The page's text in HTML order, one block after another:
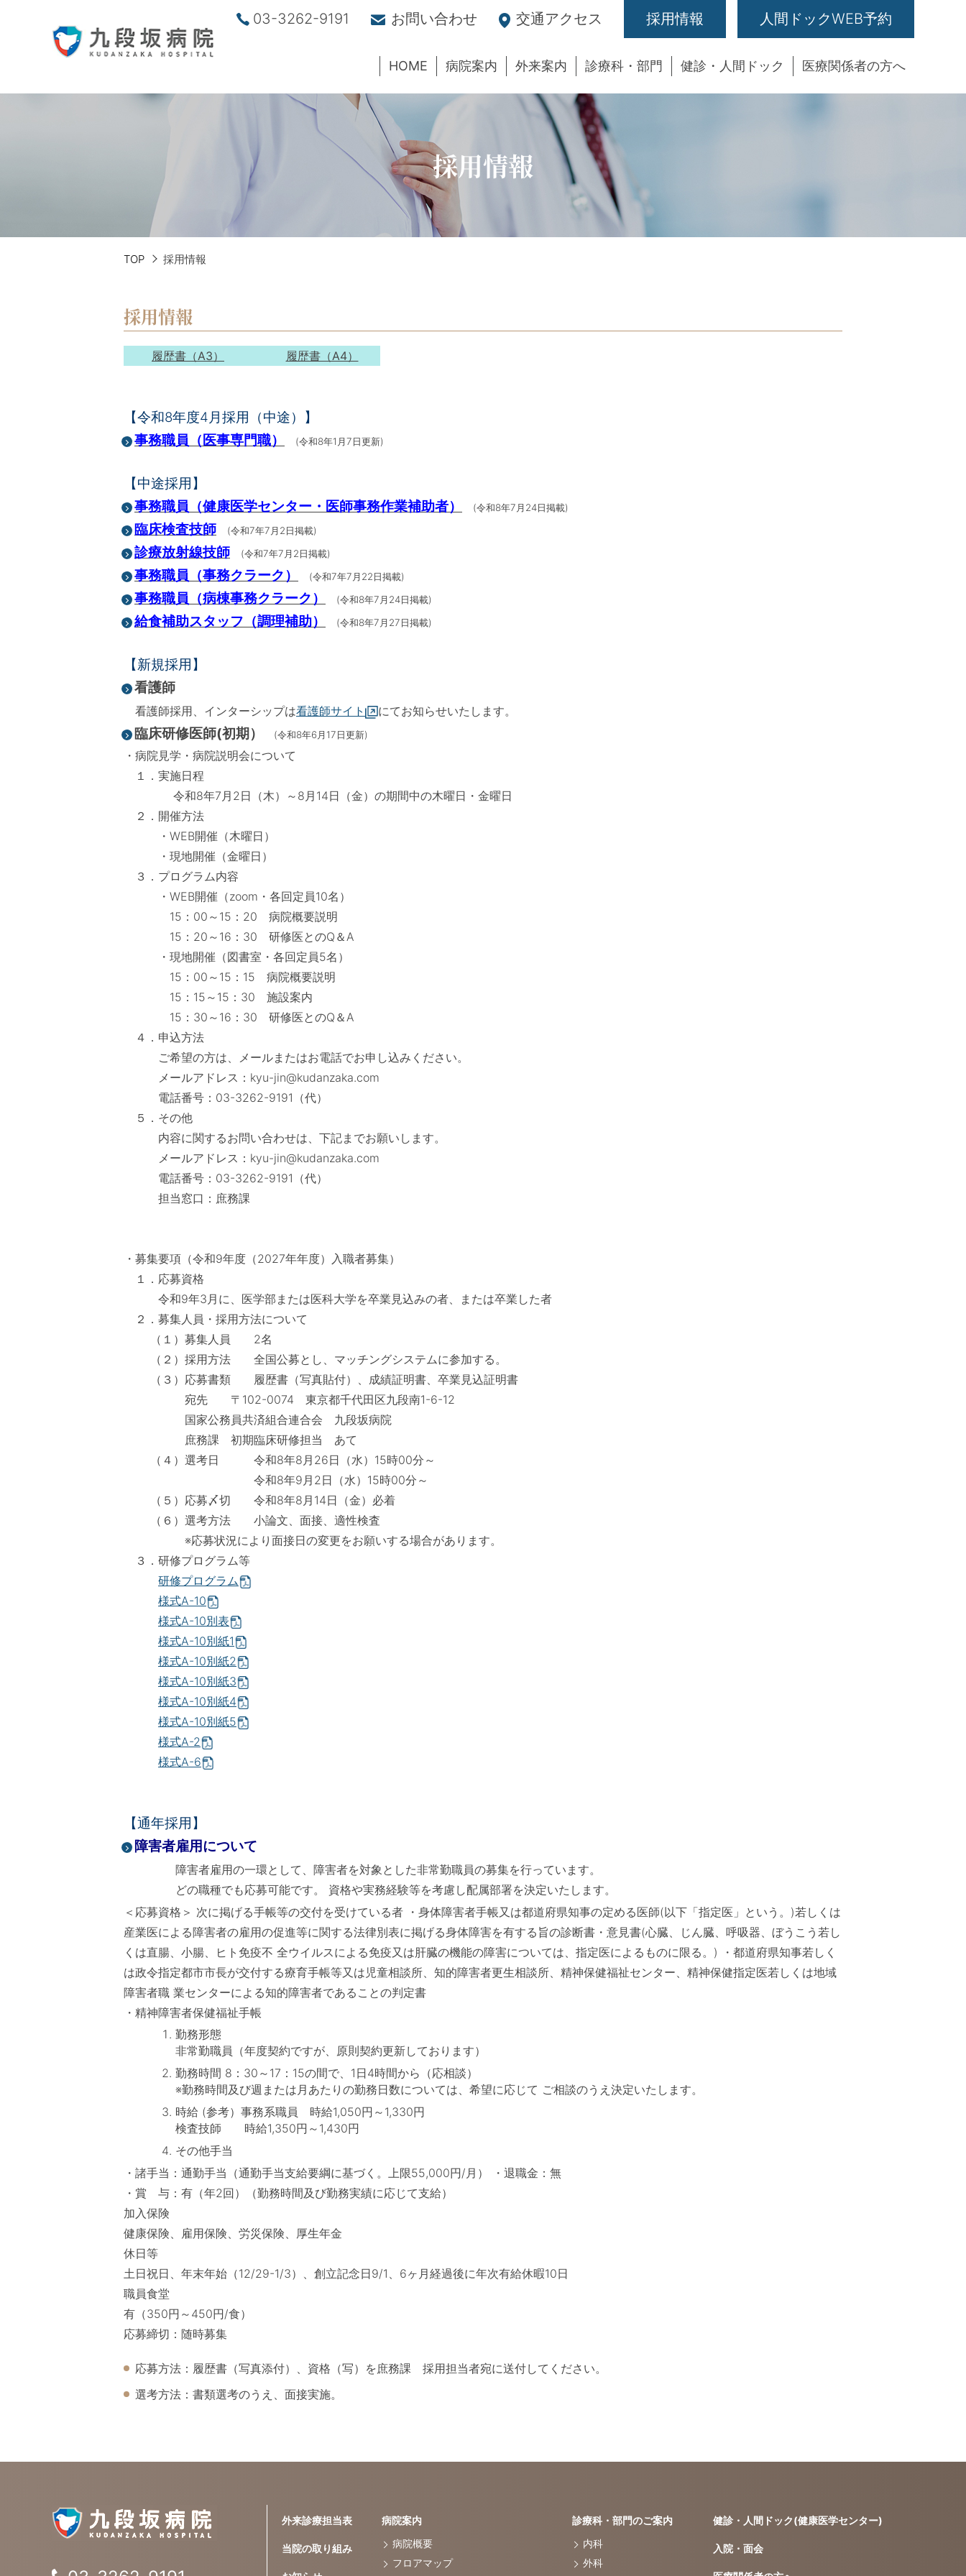
03-3262-9191 お問い合わせ 交通アクセス 採用情報 人間ドックWEB予約
HOME 病院案内 外来案内 診療科・部門 健診・人間ドック 医療関係者の方へ
採用情報
TOP 採用情報
採用情報
履歴書（A3） 履歴書（A4）
【令和8年度4月採用（中途）】
事務職員（医事専門職）
(令和8年1月7日更新)
【中途採用】
事務職員（健康医学センター・医師事務作業補助者）
(令和8年7月24日掲載)
臨床検査技師 (令和7年7月2日掲載)
診療放射線技師 (令和7年7月2日掲載)
事務職員（事務クラーク） (令和7年7月22日掲載)
事務職員（病棟事務クラーク） (令和8年7月24日掲載)
給食補助スタッフ（調理補助） (令和8年7月27日掲載)
【新規採用】
看護師
看護師採用、インターシップは看護師サイト にてお知らせいたします。
臨床研修医師(初期） (令和8年6月17日更新)
・病院見学・病院説明会について
１．実施日程
令和8年7月2日（木）～8月14日（金）の期間中の木曜日・金曜日
２．開催方法
・WEB開催（木曜日）
・現地開催（金曜日）
３．プログラム内容
・WEB開催（zoom・各回定員10名）
15：00～15：20 病院概要説明
15：20～16：30 研修医とのQ＆A
・現地開催（図書室・各回定員5名）
15：00～15：15 病院概要説明
15：15～15：30 施設案内
15：30～16：30 研修医とのQ＆A
４．申込方法
ご希望の方は、メールまたはお電話でお申し込みください。
メールアドレス：kyu-jin@kudanzaka.com
電話番号：03-3262-9191（代）
５．その他
内容に関するお問い合わせは、下記までお願いします。
メールアドレス：kyu-jin@kudanzaka.com
電話番号：03-3262-9191（代）
担当窓口：庶務課
・募集要項（令和9年度（2027年年度）入職者募集）
１．応募資格
令和9年3月に、医学部または医科大学を卒業見込みの者、または卒業した者
２．募集人員・採用方法について
（１）募集人員 2名
（２）採用方法 全国公募とし、マッチングシステムに参加する。
（３）応募書類 履歴書（写真貼付）、成績証明書、卒業見込証明書
宛先 〒102-0074 東京都千代田区九段南1-6-12
国家公務員共済組合連合会 九段坂病院
庶務課 初期臨床研修担当 あて
（４）選考日 令和8年8月26日（水）15時00分～
令和8年9月2日（水）15時00分～
（５）応募〆切 令和8年8月14日（金）必着
（６）選考方法 小論文、面接、適性検査
※応募状況により面接日の変更をお願いする場合があります。
３．研修プログラム等
研修プログラム
様式A-10
様式A-10別表
様式A-10別紙1
様式A-10別紙2
様式A-10別紙3
様式A-10別紙4
様式A-10別紙5
様式A-2
様式A-6
【通年採用】
障害者雇用について
障害者雇用の一環として、障害者を対象とした非常勤職員の募集を行っています。
どの職種でも応募可能です。 資格や実務経験等を考慮し配属部署を決定いたします。
＜応募資格＞ 次に掲げる手帳等の交付を受けている者 ・身体障害者手帳又は都道府県知事の定める医師(以下「指定医」という。)若しくは
産業医による障害者の雇用の促進等に関する法律別表に掲げる身体障害を有する旨の診断書・意見書(心臓、じん臓、呼吸器、ぼうこう若し
くは直腸、小腸、ヒト免疫不 全ウイルスによる免疫又は肝臓の機能の障害については、指定医によるものに限る。) ・都道府県知事若しく
は政令指定都市市長が交付する療育手帳等又は児童相談所、知的障害者更生相談所、精神保健福祉センター、精神保健指定医若しくは地域
障害者職 業センターによる知的障害者であることの判定書
・精神障害者保健福祉手帳
勤務形態
非常勤職員（年度契約ですが、原則契約更新しております）
勤務時間 8：30～17：15の間で、1日4時間から（応相談）
※勤務時間及び週または月あたりの勤務日数については、希望に応じて ご相談のうえ決定いたします。
時給 (参考）事務系職員 時給1,050円～1,330円
検査技師 時給1,350円～1,430円
その他手当
・諸手当：通勤手当（通勤手当支給要綱に基づく。上限55,000円/月） ・退職金：無
・賞 与：有（年2回）（勤務時間及び勤務実績に応じて支給）
加入保険
健康保険、雇用保険、労災保険、厚生年金
休日等
土日祝日、年末年始（12/29-1/3）、創立記念日9/1、6ヶ月経過後に年次有給休暇10日
職員食堂
有（350円～450円/食）
応募締切：随時募集
応募方法：履歴書（写真添付）、資格（写）を庶務課 採用担当者宛に送付してください。
選考方法：書類選考のうえ、面接実施。
外来診療担当表
当院の取り組み
病院案内
病院概要
フロアマップ
診療科・部門のご案内
内科
外科
健診・人間ドック(健康医学センター)
入院・面会